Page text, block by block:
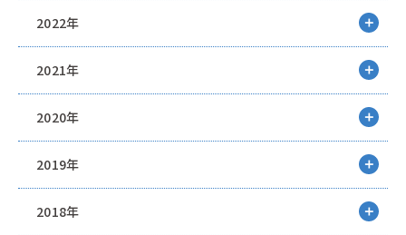
2022年
2021年
2020年
2019年
2018年